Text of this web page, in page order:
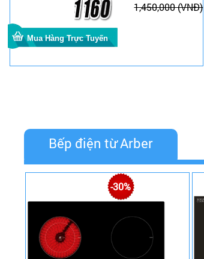
1,450,000 (VNĐ)
Bếp điện từ Arber
-30%